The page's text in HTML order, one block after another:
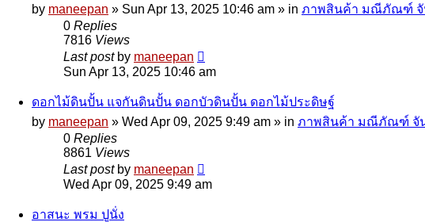
by maneepan » Sun Apr 13, 2025 10:46 am » in ภาพสินค้า มณีภัณฑ์ จั
0 Replies
7816 Views
Last post by maneepan
Sun Apr 13, 2025 10:46 am
ดอกไม้ดินปั้น แจกันดินปั้น ดอกบัวดินปั้น ดอกไม้ประดิษฐ์
by maneepan » Wed Apr 09, 2025 9:49 am » in ภาพสินค้า มณีภัณฑ์ จัน
0 Replies
8861 Views
Last post by maneepan
Wed Apr 09, 2025 9:49 am
อาสนะ พรม ปูนั่ง